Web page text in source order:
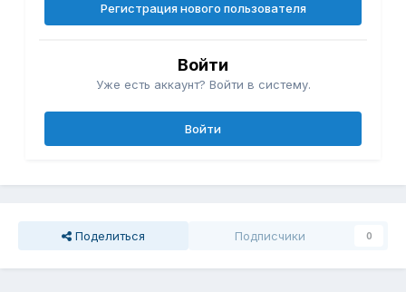
Регистрация нового пользователя
Войти
Уже есть аккаунт? Войти в систему.
Войти
Поделиться Подписчики 0